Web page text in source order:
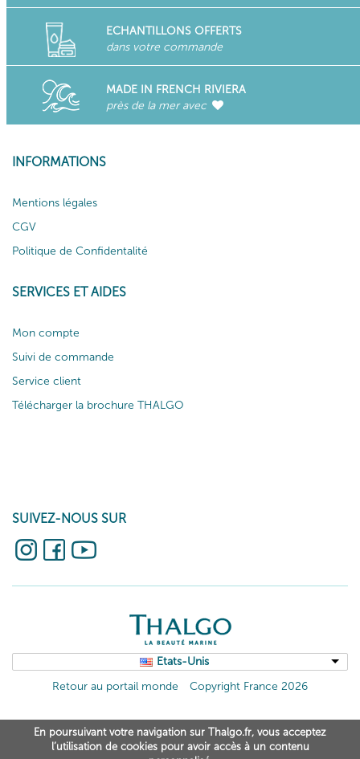
ECHANTILLONS OFFERTS
dans votre commande
MADE IN FRENCH RIVIERA
près de la mer avec
INFORMATIONS
Mentions légales
CGV
Politique de Confidentalité
SERVICES ET AIDES
Mon compte
Suivi de commande
Service client
Télécharger la brochure THALGO
SUIVEZ-NOUS SUR
Etats-Unis
Retour au portail monde
Copyright France 2026
En poursuivant votre navigation sur Thalgo.fr, vous acceptez
l’utilisation de cookies pour avoir accès à un contenu